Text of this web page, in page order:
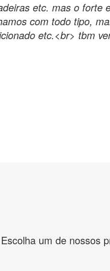
etc. mas o forte
com todo tipo,
etc.<br> tbm
um de nossos